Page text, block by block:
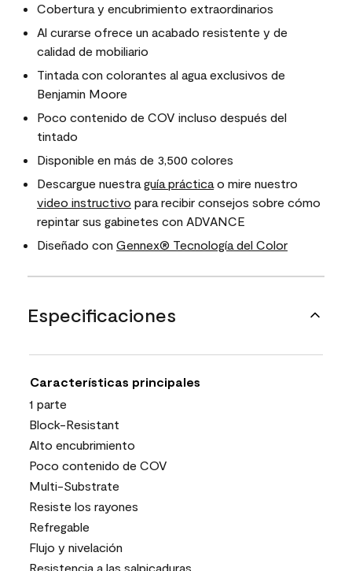
Cobertura y encubrimiento extraordinarios
Al curarse ofrece un acabado resistente y de
calidad de mobiliario
Tintada con colorantes al agua exclusivos de
Benjamin Moore
Poco contenido de COV incluso después del
tintado
Disponible en más de 3,500 colores
Descargue nuestraguía prácticao mire nuestro
video instructivo para recibir consejos sobre cómo
repintar sus gabinetes con ADVANCE
Diseñado con Gennex® Tecnología del Color
Especificaciones
Características principales
1 parte
Block-Resistant
Alto encubrimiento
Poco contenido de COV
Multi-Substrate
Resiste los rayones
Refregable
Flujo y nivelación
Resistencia a las salpicaduras